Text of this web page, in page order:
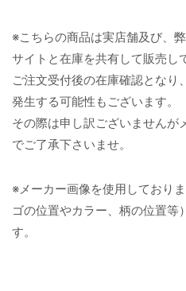
※こちらの商品は実店舗及び、
サイトと在庫を共有して販売し
ご注文受付後の在庫確認となり
発生する可能性もございます。
その際は申し訳ございませんが
でご了承下さいませ。
※メーカー画像を使用しており
ゴの位置やカラー、柄の位置等
す。